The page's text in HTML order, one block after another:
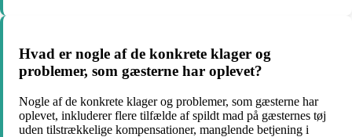
Hvad er nogle af de konkrete klager og
problemer, som gæsterne har oplevet?
Nogle af de konkrete klager og problemer, som gæsterne har
oplevet, inkluderer flere tilfælde af spildt mad på gæsternes tøj
uden tilstrækkelige kompensationer, manglende betjening i